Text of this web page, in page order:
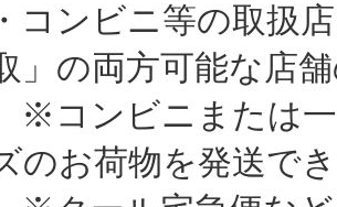
ンビニ等の取扱
」の両方可能な店
ンビニまたは一
のお荷物を発送で